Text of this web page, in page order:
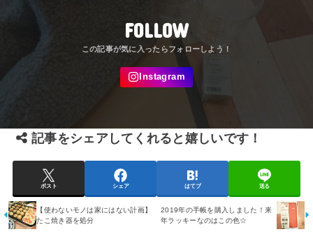
FOLLOW
記事をシェアしてくれると嬉しいです！
ポスト シェア はてブ 送る
【使わないモノは家にはない計画】
たこ焼き器を処分
2019年の手帳を購入しました！来
年ラッキーなのはこの色☆